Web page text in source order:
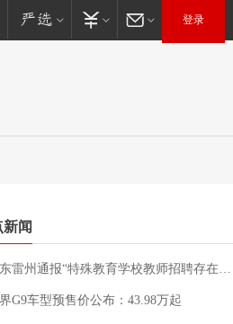
登录
闻
州通报“特殊教育学校教师招聘存在违规行为”：已启动问责程序 副校长被停职
G9车型预售价公布：43.98万起